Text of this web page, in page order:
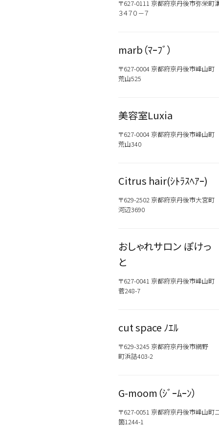
おすすめキーワードから
シトラス
〒627-0111 京都府京丹後市弥栄町
３４７０－７
marb（ﾏｰﾌﾞ）
〒627-0004 京都府京丹後市峰山町
荒山525
美容室Luxia
〒627-0004 京都府京丹後市峰山町
荒山340
Citrus hair(ｼﾄﾗｽﾍｱｰ)
〒629-2502 京都府京丹後市大宮町
河辺3690
おしゃれサロン ぽけっ
と
〒627-0041 京都府京丹後市峰山町
菅248-7
cut space ﾉｴﾙ
〒629-3245 京都府京丹後市網野
町浜詰403-2
G-moom（ｼﾞｰﾑｰﾝ）
〒627-0051 京都府京丹後市峰山町
箇1244-1